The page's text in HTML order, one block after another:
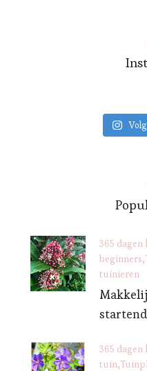
365
beginners
tuinieren
365
tuin